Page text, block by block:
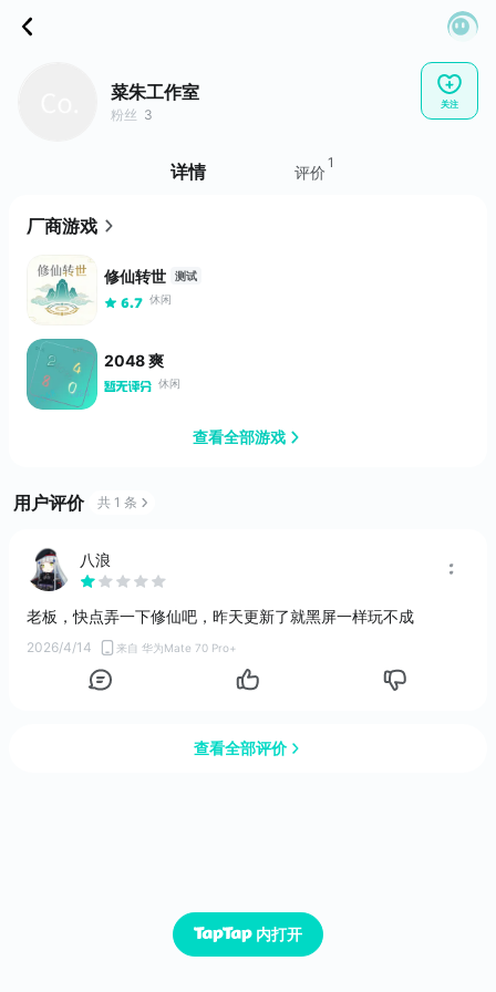
菜朱工作室
粉丝 3
关注
详情 评价
1
厂商游戏
修仙转世 测试
6.7 休闲
2048 爽
休闲
查看全部游戏
用户评价 共 1 条
八浪
老板，快点弄一下修仙吧，昨天更新了就黑屏一样玩不成
2026/4/14 来自 华为Mate 70 Pro+
查看全部评价
内打开